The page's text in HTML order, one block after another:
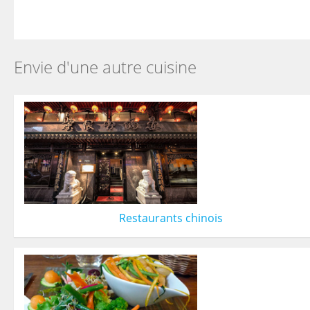
Envie d'une autre cuisine
Restaurants chinois